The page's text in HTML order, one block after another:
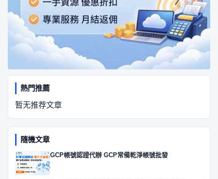
熱門推薦
暂无推荐文章
隨機文章
GCP帳號認證代辦 GCP常備乾淨帳號批發